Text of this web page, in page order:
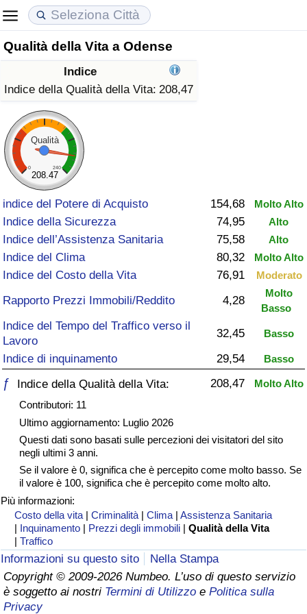
Qualità della Vita a Odense
Indice
Indice della Qualità della Vita: 208,47
Qualità
0 240
208.47
indice del Potere di Acquisto 154,68 Molto Alto
Indice della Sicurezza 74,95 Alto
Indice dell’Assistenza Sanitaria 75,58 Alto
Indice del Clima 80,32 Molto Alto
Indice del Costo della Vita 76,91 Moderato
Rapporto Prezzi Immobili/Reddito 4,28
Molto
Basso
Indice del Tempo del Traffico verso il
Lavoro
32,45 Basso
Indice di inquinamento 29,54 Basso
ƒ Indice della Qualità della Vita: 208,47
Molto Alto
Contributori: 11
Ultimo aggiornamento: Luglio 2026
Questi dati sono basati sulle percezioni dei visitatori del sito
negli ultimi 3 anni.
Se il valore è 0, significa che è percepito come molto basso. Se
il valore è 100, significa che è percepito come molto alto.
Più informazioni:
Costo della vita |Criminalità |Clima |Assistenza Sanitaria
| Inquinamento | Prezzi degli immobili |Qualità della Vita
|Traffico
Informazioni su questo sito
Nella Stampa
Copyright © 2009-2026 Numbeo. L’uso di questo servizio
è soggetto ai nostri Termini di Utilizzo e Politica sulla
Privacy
Costo della vita
Indice Del Costo Della Vita (corrente)
Indice Del Costo Della Vita
Indice del Costo della Vita per Nazione
ad Aqaba
Prezzi degli immobili
Indice del Prezzo delle Case (Corrente)
Indice del Prezzo delle Case
Indice del Prezzo delle Case per Nazione
Qualità della Vita
Indice della Qualità della Vita
Indice della Qualità della Vita (Corrente)
Indice della qualità della vita per Paese
Criminalità
Indice del Tasso di Criminalità (Corrente)
Indice della Criminalità
Indice di criminalità per paese
Assistenza Sanitaria
Indice dell’Assistenza Sanitaria (Corrente)
Indice dell’Assistenza Sanitaria
Indice dell’Assistenza Sanitaria per
Nazione
Inquinamento
Indice dell’Inquinamento (Corrente)
Indice di inquinamento
Indice dell’Inquinamento per Nazione